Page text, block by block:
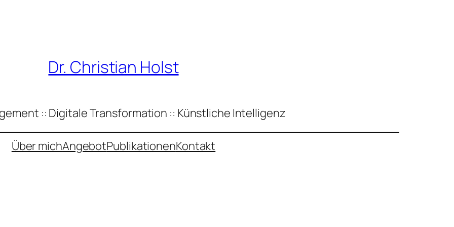
Dr. Christian Holst
:: Digitale Transformation :: Künstliche Intelligenz
Über michAngebotPublikationenKontakt